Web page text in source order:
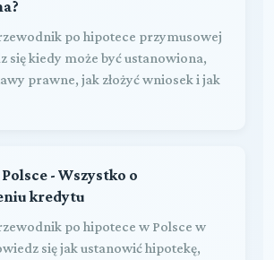
po hipotece przymusowej
się kiedy może być ustanowiona,
prawne, jak złożyć wniosek i jak
- Wszystko o
kredytu
po hipotece w Polsce w
się jak ustanowić hipotekę,